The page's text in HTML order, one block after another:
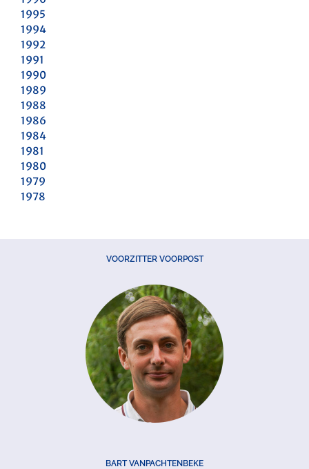
1995
1994
1992
1991
1990
1989
1988
1986
1984
1981
1980
1979
1978
VOORZITTER VOORPOST
BART VANPACHTENBEKE